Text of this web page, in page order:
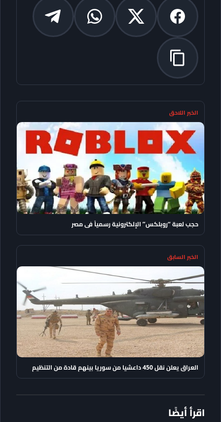
الخبر اللاحق
حجب لعبة “روبلكس” الإلكترونية رسمياً فى مصر
الخبر السابق
العراق يعلن نقل 450 داعشيا من سوريا بينهم قادة من التنظيم
اقرأ أيضًا